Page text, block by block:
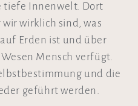
tiefe Innenwelt. Dort
wirklich sind, was
Erden ist und über
Mensch verfügt.
und die
geführt werden.